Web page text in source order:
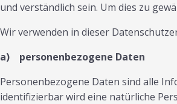
und verständlich sein. Um dies zu
Wir verwenden in dieser
a) personenbezogene Daten
Personenbezogene Daten sind alle
identifizierbar wird eine natürliche